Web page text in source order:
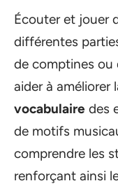
Écouter et jouer
différentes
de comptines ou
aider à améliorer
vocabulaire des
de motifs
comprendre les
renforçant ainsi